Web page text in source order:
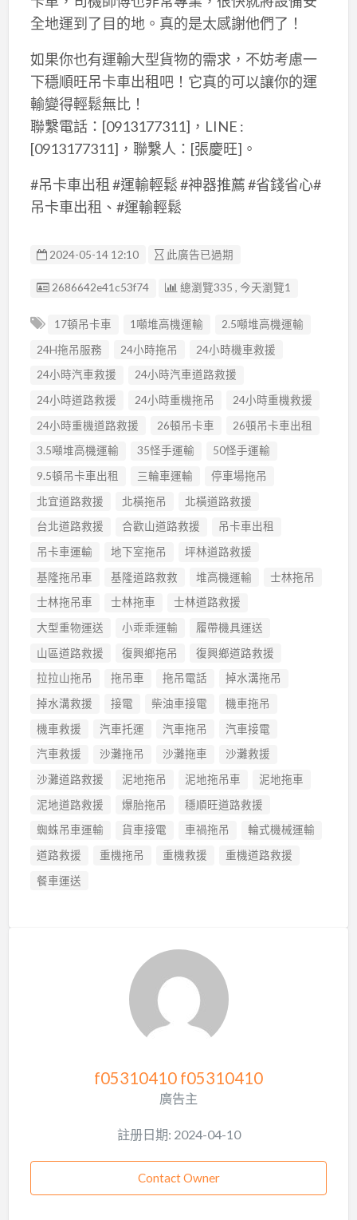
全地運到了目的地。真的是太感謝他們了！
如果你也有運輸大型貨物的需求，不妨考慮一
下穩順旺吊卡車出租吧！它真的可以讓你的運
輸變得輕鬆無比！
聯繫電話：[0913177311]，LINE :
[0913177311]，聯繫人：[張慶旺]。
#吊卡車出租 #運輸輕鬆 #神器推薦 #省錢省心#
吊卡車出租、#運輸輕鬆
2024-05-14 12:10 此廣告已過期
廣告编號
2686642e41c53f74 總瀏覽335 , 今天瀏覽1
17頓吊卡車 1噸堆高機運輸
2.5噸堆高機運輸
24H拖吊服務
24小時拖吊
24小時機車救援
24小時汽車救援
24小時汽車道路救援
24小時道路救援
24小時重機拖吊
24小時重機救援
24小時重機道路救援
26頓吊卡車
26頓吊卡車出租
3.5噸堆高機運輸
35怪手運輸
50怪手運輸
9.5頓吊卡車出租
三輪車運輸
停車場拖吊
北宜道路救援
北橫拖吊
北橫道路救援
台北道路救援
合歡山道路救援
吊卡車出租
吊卡車運輸
地下室拖吊
坪林道路救援
基隆拖吊車
基隆道路救救 堆高機運輸
士林拖吊
士林拖吊車
士林拖車
士林道路救援
大型重物運送
小乖乖運輸
履帶機具運送
山區道路救援
復興鄉拖吊
復興鄉道路救援
拉拉山拖吊
拖吊車 拖吊電話
掉水溝拖吊
掉水溝救援
接電 柴油車接電
機車拖吊
機車救援
汽車托運 汽車拖吊
汽車接電
汽車救援
沙灘拖吊 沙灘拖車
沙灘救援
沙灘道路救援
泥地拖吊 泥地拖吊車
泥地拖車
泥地道路救援
爆胎拖吊
穩順旺道路救援
蜘蛛吊車運輸
貨車接電 車禍拖吊
輪式機械運輸
道路救援
重機拖吊 重機救援
重機道路救援
餐車運送
f05310410 f05310410
廣告主
註册日期: 2024-04-10
Contact Owner